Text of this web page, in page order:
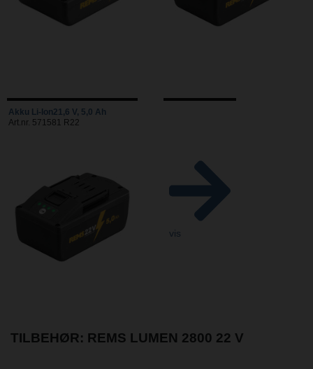
Akku Li-Ion21,6 V, 5,0 Ah
Art.nr. 571581 R22
vis
TILBEHØR: REMS LUMEN 2800 22 V